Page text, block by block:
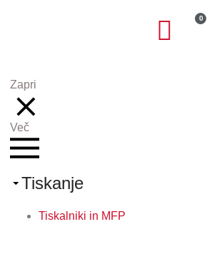
0
Zapri
Več
Tiskanje
Tiskalniki in MFP
MFP
strani
–
3.000